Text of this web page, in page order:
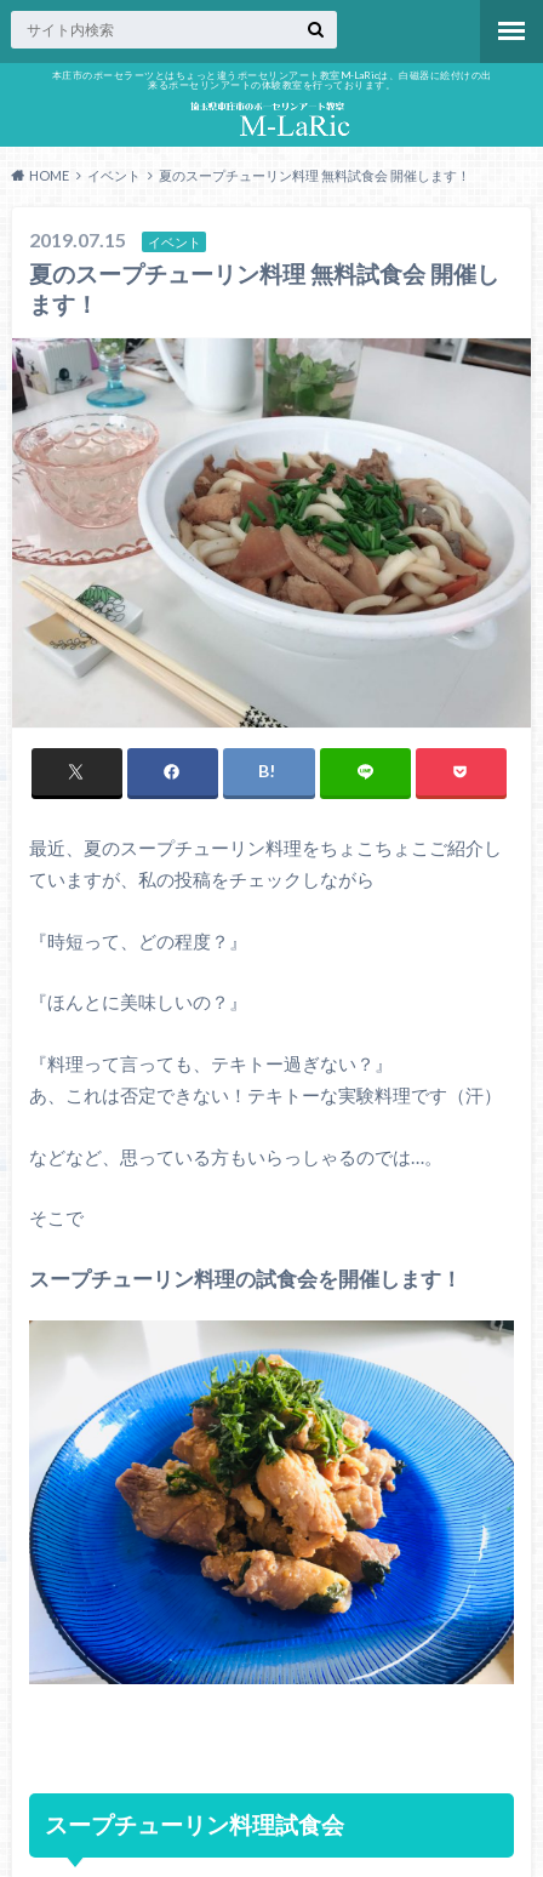
本庄市のポーセラーツとはちょっと違うポーセリンアート教室M-LaRicは、白磁器に絵付けの出
来るポーセリンアートの体験教室を行っております。
HOME イベント 夏のスープチューリン料理 無料試食会 開催します！
2019.07.15 イベント
夏のスープチューリン料理 無料試食会 開催し
ます！
最近、夏のスープチューリン料理をちょこちょこご紹介し
ていますが、私の投稿をチェックしながら
『時短って、どの程度？』
『ほんとに美味しいの？』
『料理って言っても、テキトー過ぎない？』
あ、これは否定できない！テキトーな実験料理です（汗）
などなど、思っている方もいらっしゃるのでは…。
そこで
スープチューリン料理の試食会を開催します！
スープチューリン料理試食会